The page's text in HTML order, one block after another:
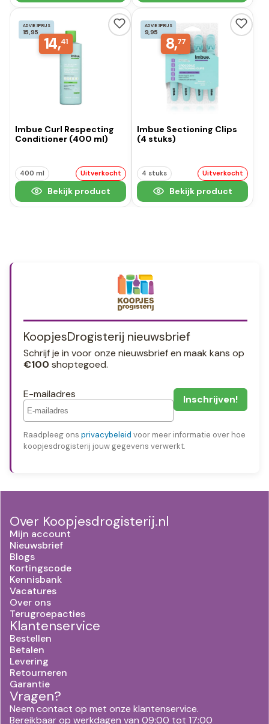
ADVIESPRIJS
15,95
14,41
Imbue Curl Respecting
Conditioner (400 ml)
400 ml Uitverkocht
Bekijk product
ADVIESPRIJS
9,95
8,77
Imbue Sectioning Clips
(4 stuks)
4 stuks Uitverkocht
Bekijk product
KoopjesDrogisterij nieuwsbrief
Schrijf je in voor onze nieuwsbrief en maak kans op
€100 shoptegoed.
E-mailadres
Raadpleeg ons privacybeleid voor meer informatie over hoe
koopjesdrogisterij jouw gegevens verwerkt.
Over Koopjesdrogisterij.nl
Mijn account
Nieuwsbrief
Blogs
Kortingscode
Kennisbank
Vacatures
Over ons
Terugroepacties
Klantenservice
Bestellen
Betalen
Levering
Retourneren
Garantie
Vragen?
Neem contact op met onze klantenservice.
Bereikbaar op werkdagen van 09:00 tot 17:00